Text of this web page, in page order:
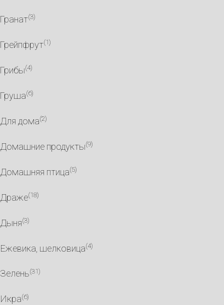
Гранат(3)
Грейпфрут(1)
Грибы(4)
Груша(6)
Для дома(2)
Домашние продукты(9)
Домашняя птица(5)
Драже(18)
Дыня(3)
Ежевика, шелковица(4)
Зелень(31)
Икра(6)